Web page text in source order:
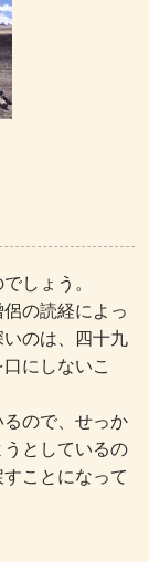
しょう。
の読経によっ
のは、四十九
にしないこ
ので、せっか
としているの
ことになって